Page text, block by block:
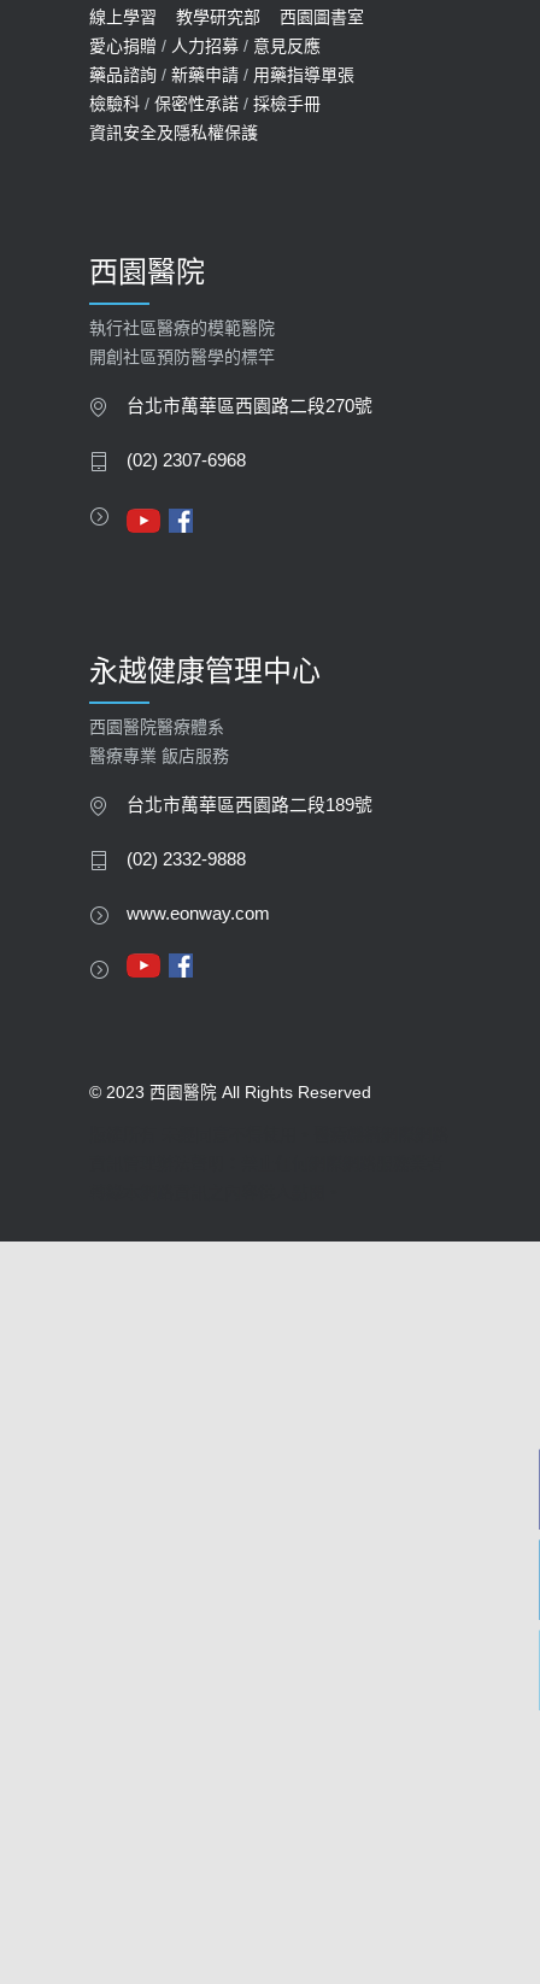
2022-01-07
114年【公費流感及新冠疫苗】門診
預約
2025-09-30
【快速肝癌篩檢MRI】新檢查服務
2026-02-06
大吃大喝、肥胖害到膽囊！膽結石、
膽息肉如何處理？
2023-09-27
線上學習
教學研究部
西園圖書室
愛心捐贈 / 人力招募 / 意見反應
藥品諮詢 / 新藥申請 / 用藥指導單張
檢驗科 / 保密性承諾 / 採檢手冊
資訊安全及隱私權保護
西園醫院
執行社區醫療的模範醫院
開創社區預防醫學的標竿
台北市萬華區西園路二段270號
(02) 2307-6968
永越健康管理中心
西園醫院醫療體系
醫療專業 飯店服務
台北市萬華區西園路二段189號
(02) 2332-9888
www.eonway.com
© 2023 西園醫院 All Rights Reserved